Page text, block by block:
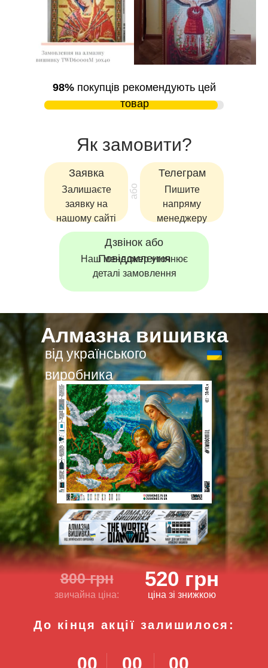
98% покупців рекомендують цей
товар
Як замовити?
або
Наш менеджер уточнює
деталі замовлення
Дзвінок або
Повідомлення
Телеграм
Пишите
напряму
менеджеру
Залишаєте
заявку на
нашому сайті
Заявка
ціна зі знижкою
звичайна ціна:
520 грн
800 грн
від українського
виробника
Алмазна вишивка
До кінця акції залишилося:
00 00 00